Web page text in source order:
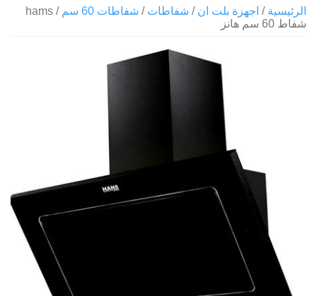
الرئيسية / اجهزة بلت ان / شفاطات / شفاطات 60 سم
/ hams
شفاط 60 سم هانز